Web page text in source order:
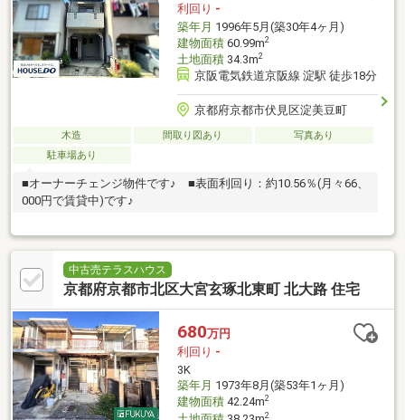
利回り -
築年月 1996年5月(築30年4ヶ月)
建物面積60.99m2
土地面積34.3m2
京阪電気鉄道京阪線 淀駅 徒歩18分
京都府京都市伏見区淀美豆町
木造 間取り図あり
写真あり
駐車場あり
■オーナーチェンジ物件です♪ ■表面利回り：約10.56％(月々66、
000円で賃貸中)です♪
中古売テラスハウス
京都府京都市北区大宮玄琢北東町 北大路 住宅
680万円
利回り -
3K
築年月 1973年8月(築53年1ヶ月)
建物面積42.24m2
2